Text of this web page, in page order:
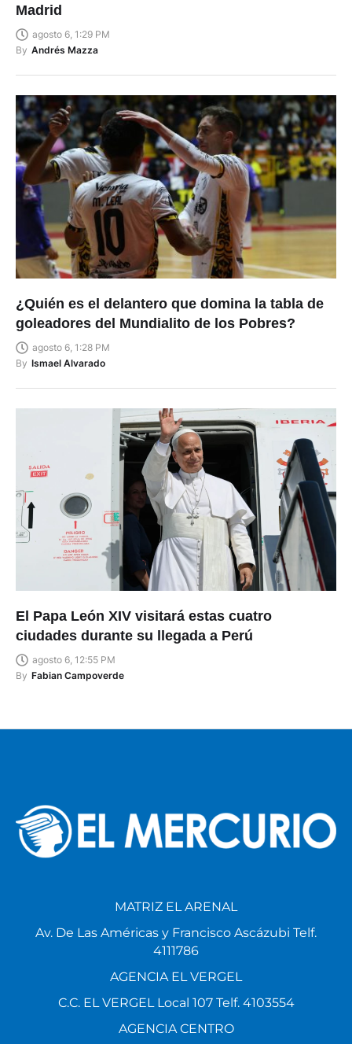
Madrid
agosto 6, 1:29 PM
By Andrés Mazza
¿Quién es el delantero que domina la tabla de
goleadores del Mundialito de los Pobres?
agosto 6, 1:28 PM
By Ismael Alvarado
El Papa León XIV visitará estas cuatro
ciudades durante su llegada a Perú
agosto 6, 12:55 PM
By Fabian Campoverde
MATRIZ EL ARENAL
Av. De Las Américas y Francisco Ascázubi Telf.
4111786
AGENCIA EL VERGEL
C.C. EL VERGEL Local 107 Telf. 4103554
AGENCIA CENTRO